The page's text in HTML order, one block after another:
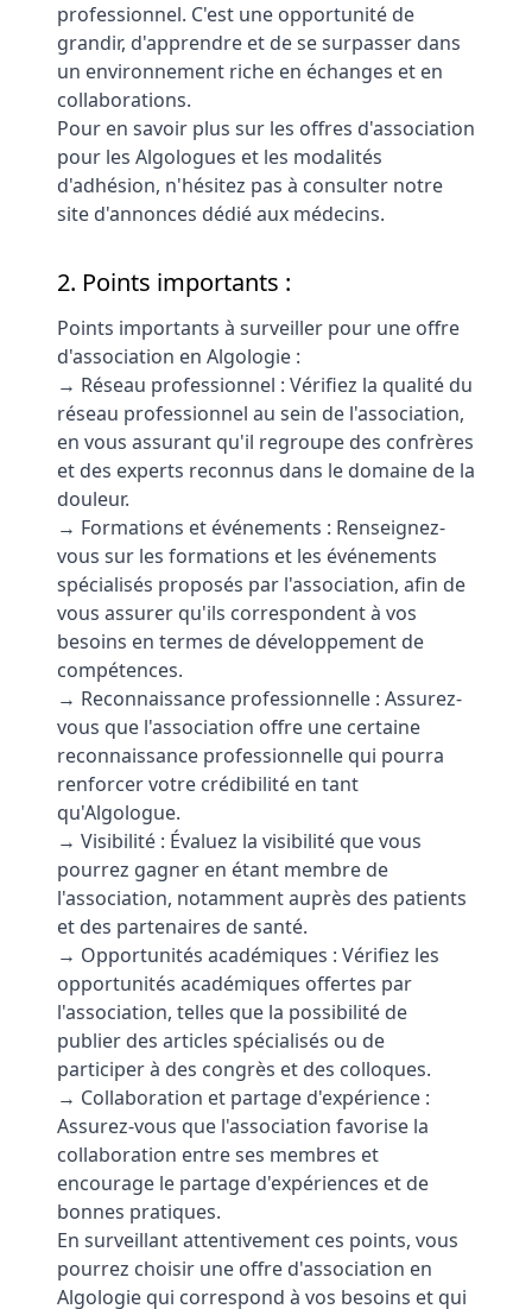
professionnel. C'est une opportunité de
grandir, d'apprendre et de se surpasser dans
un environnement riche en échanges et en
collaborations.
Pour en savoir plus sur les offres d'association
pour les Algologues et les modalités
d'adhésion, n'hésitez pas à consulter notre
site d'annonces dédié aux médecins.
2. Points importants :
Points importants à surveiller pour une offre
d'association en Algologie :
→ Réseau professionnel : Vérifiez la qualité du
réseau professionnel au sein de l'association,
en vous assurant qu'il regroupe des confrères
et des experts reconnus dans le domaine de la
douleur.
→ Formations et événements : Renseignez-
vous sur les formations et les événements
spécialisés proposés par l'association, afin de
vous assurer qu'ils correspondent à vos
besoins en termes de développement de
compétences.
→ Reconnaissance professionnelle : Assurez-
vous que l'association offre une certaine
reconnaissance professionnelle qui pourra
renforcer votre crédibilité en tant
qu'Algologue.
→ Visibilité : Évaluez la visibilité que vous
pourrez gagner en étant membre de
l'association, notamment auprès des patients
et des partenaires de santé.
→ Opportunités académiques : Vérifiez les
opportunités académiques offertes par
l'association, telles que la possibilité de
publier des articles spécialisés ou de
participer à des congrès et des colloques.
→ Collaboration et partage d'expérience :
Assurez-vous que l'association favorise la
collaboration entre ses membres et
encourage le partage d'expériences et de
bonnes pratiques.
En surveillant attentivement ces points, vous
pourrez choisir une offre d'association en
Algologie qui correspond à vos besoins et qui